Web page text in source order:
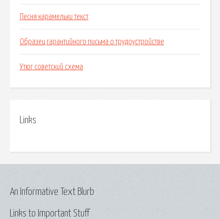
Песня карамельки текст
Образец гарантийного письма о трудоустройстве
Утюг советский схема
Links
Links to Important Stuff
An Informative Text Blurb